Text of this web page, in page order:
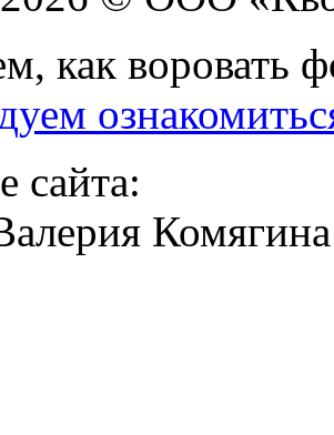
как воровать
сайта:
Комягина